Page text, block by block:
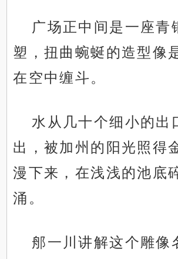
广场正中间是一座青
塑，扭曲蜿蜒的造型像
在空中缠斗。
水从几十个细小的出
出，被加州的阳光照得
漫下来，在浅浅的池底
涌。
郍一川讲解这个雕像